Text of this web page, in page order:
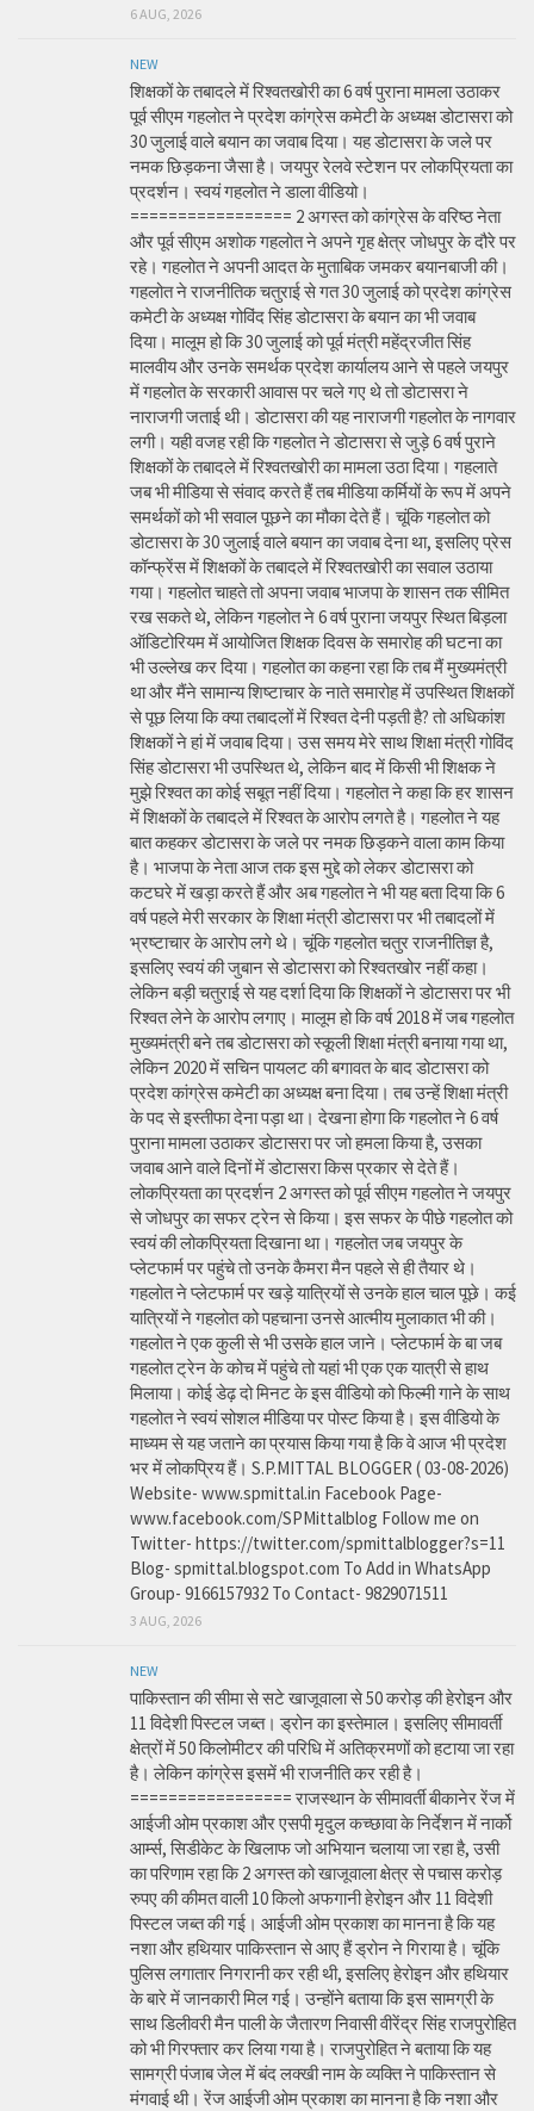
6 AUG, 2026
NEW
शिक्षकों के तबादले में रिश्वतखोरी का 6 वर्ष पुराना मामला उठाकर
पूर्व सीएम गहलोत ने प्रदेश कांग्रेस कमेटी के अध्यक्ष डोटासरा को
30 जुलाई वाले बयान का जवाब दिया। यह डोटासरा के जले पर
नमक छिड़कना जैसा है। जयपुर रेलवे स्टेशन पर लोकप्रियता का
प्रदर्शन। स्वयं गहलोत ने डाला वीडियो।
================= 2 अगस्त को कांग्रेस के वरिष्ठ नेता
और पूर्व सीएम अशोक गहलोत ने अपने गृह क्षेत्र जोधपुर के दौरे पर
रहे। गहलोत ने अपनी आदत के मुताबिक जमकर बयानबाजी की।
गहलोत ने राजनीतिक चतुराई से गत 30 जुलाई को प्रदेश कांग्रेस
कमेटी के अध्यक्ष गोविंद सिंह डोटासरा के बयान का भी जवाब
दिया। मालूम हो कि 30 जुलाई को पूर्व मंत्री महेंद्रजीत सिंह
मालवीय और उनके समर्थक प्रदेश कार्यालय आने से पहले जयपुर
में गहलोत के सरकारी आवास पर चले गए थे तो डोटासरा ने
नाराजगी जताई थी। डोटासरा की यह नाराजगी गहलोत के नागवार
लगी। यही वजह रही कि गहलोत ने डोटासरा से जुड़े 6 वर्ष पुराने
शिक्षकों के तबादले में रिश्वतखोरी का मामला उठा दिया। गहलाते
जब भी मीडिया से संवाद करते हैं तब मीडिया कर्मियों के रूप में अपने
समर्थकों को भी सवाल पूछने का मौका देते हैं। चूंकि गहलोत को
डोटासरा के 30 जुलाई वाले बयान का जवाब देना था, इसलिए प्रेस
कॉन्फ्रेंस में शिक्षकों के तबादले में रिश्वतखोरी का सवाल उठाया
गया। गहलोत चाहते तो अपना जवाब भाजपा के शासन तक सीमित
रख सकते थे, लेकिन गहलोत ने 6 वर्ष पुराना जयपुर स्थित बिड़ला
ऑडिटोरियम में आयोजित शिक्षक दिवस के समारोह की घटना का
भी उल्लेख कर दिया। गहलोत का कहना रहा कि तब मैं मुख्यमंत्री
था और मैंने सामान्य शिष्टाचार के नाते समारोह में उपस्थित शिक्षकों
से पूछ लिया कि क्या तबादलों में रिश्वत देनी पड़ती है? तो अधिकांश
शिक्षकों ने हां में जवाब दिया। उस समय मेरे साथ शिक्षा मंत्री गोविंद
सिंह डोटासरा भी उपस्थित थे, लेकिन बाद में किसी भी शिक्षक ने
मुझे रिश्वत का कोई सबूत नहीं दिया। गहलोत ने कहा कि हर शासन
में शिक्षकों के तबादले में रिश्वत के आरोप लगते है। गहलोत ने यह
बात कहकर डोटासरा के जले पर नमक छिड़कने वाला काम किया
है। भाजपा के नेता आज तक इस मुद्दे को लेकर डोटासरा को
कटघरे में खड़ा करते हैं और अब गहलोत ने भी यह बता दिया कि 6
वर्ष पहले मेरी सरकार के शिक्षा मंत्री डोटासरा पर भी तबादलों में
भ्रष्टाचार के आरोप लगे थे। चूंकि गहलोत चतुर राजनीतिज्ञ है,
इसलिए स्वयं की जुबान से डोटासरा को रिश्वतखोर नहीं कहा।
लेकिन बड़ी चतुराई से यह दर्शा दिया कि शिक्षकों ने डोटासरा पर भी
रिश्वत लेने के आरोप लगाए। मालूम हो कि वर्ष 2018 में जब गहलोत
मुख्यमंत्री बने तब डोटासरा को स्कूली शिक्षा मंत्री बनाया गया था,
लेकिन 2020 में सचिन पायलट की बगावत के बाद डोटासरा को
प्रदेश कांग्रेस कमेटी का अध्यक्ष बना दिया। तब उन्हें शिक्षा मंत्री
के पद से इस्तीफा देना पड़ा था। देखना होगा कि गहलोत ने 6 वर्ष
पुराना मामला उठाकर डोटासरा पर जो हमला किया है, उसका
जवाब आने वाले दिनों में डोटासरा किस प्रकार से देते हैं।
लोकप्रियता का प्रदर्शन 2 अगस्त को पूर्व सीएम गहलोत ने जयपुर
से जोधपुर का सफर ट्रेन से किया। इस सफर के पीछे गहलोत को
स्वयं की लोकप्रियता दिखाना था। गहलोत जब जयपुर के
प्लेटफार्म पर पहुंचे तो उनके कैमरा मैन पहले से ही तैयार थे।
गहलोत ने प्लेटफार्म पर खड़े यात्रियों से उनके हाल चाल पूछे। कई
यात्रियों ने गहलोत को पहचाना उनसे आत्मीय मुलाकात भी की।
गहलोत ने एक कुली से भी उसके हाल जाने। प्लेटफार्म के बा जब
गहलोत ट्रेन के कोच में पहुंचे तो यहां भी एक एक यात्री से हाथ
मिलाया। कोई डेढ़ दो मिनट के इस वीडियो को फिल्मी गाने के साथ
गहलोत ने स्वयं सोशल मीडिया पर पोस्ट किया है। इस वीडियो के
माध्यम से यह जताने का प्रयास किया गया है कि वे आज भी प्रदेश
भर में लोकप्रिय हैं। S.P.MITTAL BLOGGER ( 03-08-2026)
Website- www.spmittal.in Facebook Page-
www.facebook.com/SPMittalblog Follow me on
Twitter- https://twitter.com/spmittalblogger?s=11
Blog- spmittal.blogspot.com To Add in WhatsApp
Group- 9166157932 To Contact- 9829071511
3 AUG, 2026
NEW
पाकिस्तान की सीमा से सटे खाजूवाला से 50 करोड़ की हेरोइन और
11 विदेशी पिस्टल जब्त। ड्रोन का इस्तेमाल। इसलिए सीमावर्ती
क्षेत्रों में 50 किलोमीटर की परिधि में अतिक्रमणों को हटाया जा रहा
है। लेकिन कांग्रेस इसमें भी राजनीति कर रही है।
================= राजस्थान के सीमावर्ती बीकानेर रेंज में
आईजी ओम प्रकाश और एसपी मृदुल कच्छावा के निर्देशन में नार्को
आर्म्स, सिडीकेट के खिलाफ जो अभियान चलाया जा रहा है, उसी
का परिणाम रहा कि 2 अगस्त को खाजूवाला क्षेत्र से पचास करोड़
रुपए की कीमत वाली 10 किलो अफगानी हेरोइन और 11 विदेशी
पिस्टल जब्त की गई। आईजी ओम प्रकाश का मानना है कि यह
नशा और हथियार पाकिस्तान से आए हैं ड्रोन ने गिराया है। चूंकि
पुलिस लगातार निगरानी कर रही थी, इसलिए हेरोइन और हथियार
के बारे में जानकारी मिल गई। उन्होंने बताया कि इस सामग्री के
साथ डिलीवरी मैन पाली के जैतारण निवासी वीरेंद्र सिंह राजपुरोहित
को भी गिरफ्तार कर लिया गया है। राजपुरोहित ने बताया कि यह
सामग्री पंजाब जेल में बंद लक्खी नाम के व्यक्ति ने पाकिस्तान से
मंगवाई थी। रेंज आईजी ओम प्रकाश का मानना है कि नशा और